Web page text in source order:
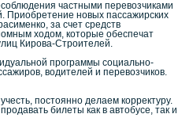
частными перевозчиками
Приобретение новых пассажирских
за счет средств
ходом, которые обеспечат
Кирова-Строителей.
программы социально-
водителей и перевозчиков.
постоянно делаем корректуру.
билеты как в автобусе, так и